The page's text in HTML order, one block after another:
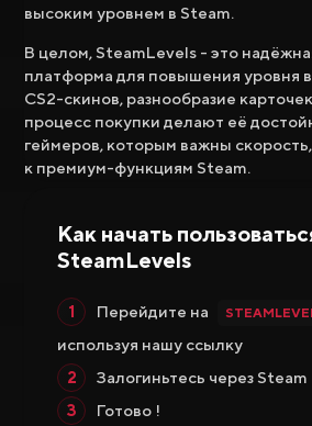
высоким уровнем в Steam.
В целом, SteamLevels - это
платформа для повышения уровня
CS2-скинов, разнообразие
процесс покупки делают её
геймеров, которым важны
к премиум-функциям Steam.
Как начать
SteamLevels
Перейдите на
используя нашу ссылку
Залогиньтесь через Steam
Готово !